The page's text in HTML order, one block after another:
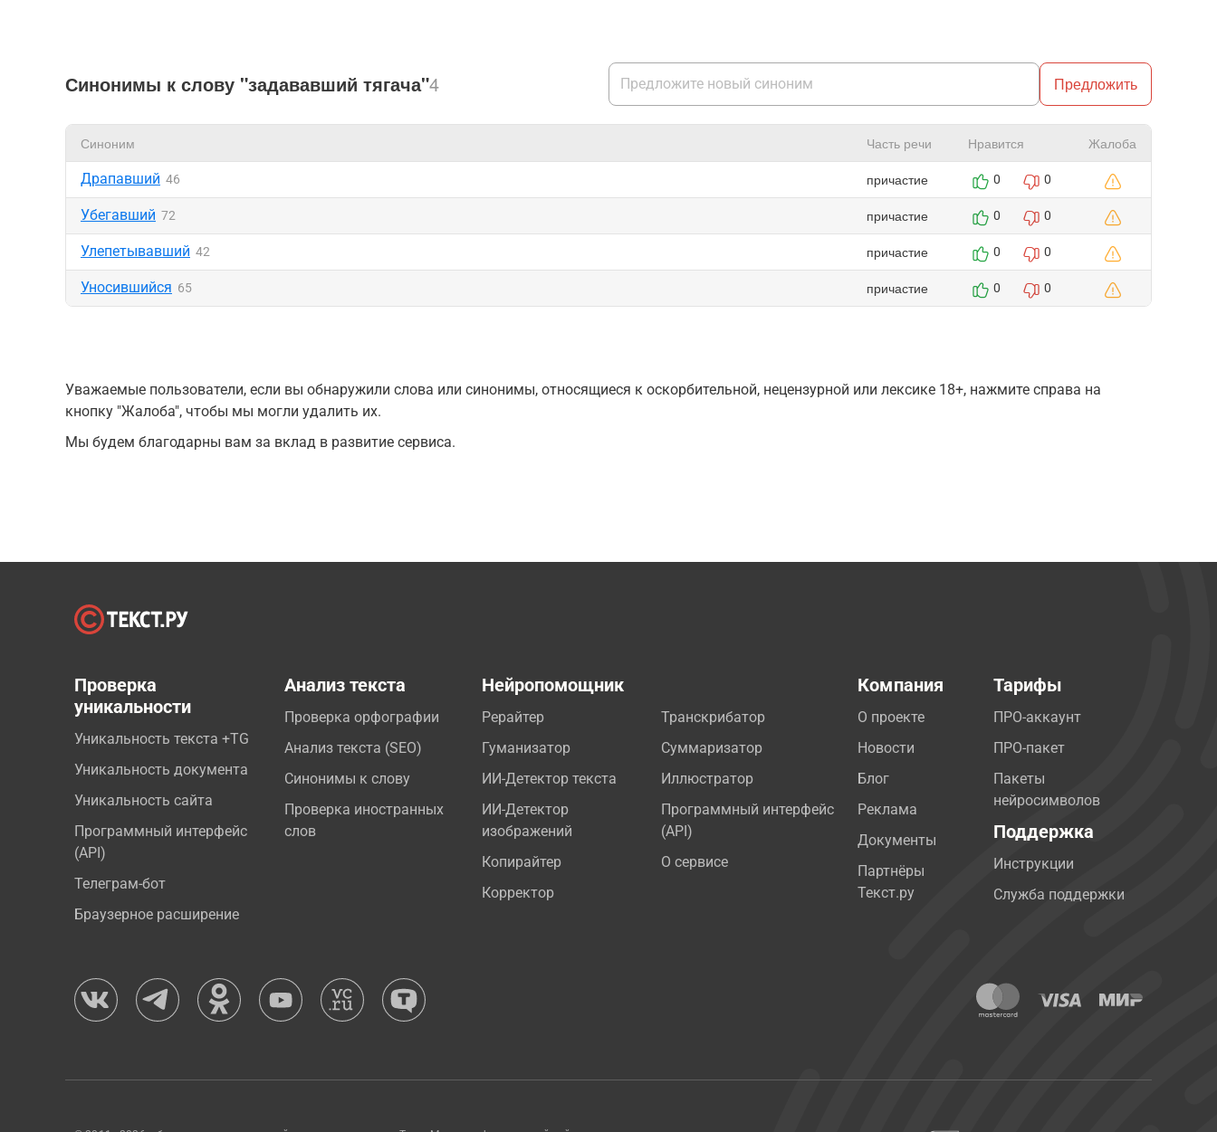
Синонимы к слову "задававший тягача"4 Предложить
Синоним Часть речи Нравится Жалоба
Драпавший 46 причастие 0 0
Убегавший 72 причастие 0 0
Улепетывавший 42 причастие 0 0
Уносившийся 65 причастие 0 0
Уважаемые пользователи, если вы обнаружили слова или синонимы, относящиеся к оскорбительной, нецензурной или лексике 18+, нажмите справа на
кнопку "Жалоба", чтобы мы могли удалить их.
Мы будем благодарны вам за вклад в развитие сервиса.
Проверка
уникальности
Уникальность текста +TG
Уникальность документа
Уникальность сайта
Программный интерфейс
(API)
Телеграм-бот
Браузерное расширение
Анализ текста
Проверка орфографии
Анализ текста (SEO)
Синонимы к слову
Проверка иностранных
слов
Нейропомощник
Рерайтер
Гуманизатор
ИИ-Детектор текста
ИИ-Детектор
изображений
Копирайтер
Корректор
Транскрибатор
Суммаризатор
Иллюстратор
Программный интерфейс
(API)
О сервисе
Компания
О проекте
Новости
Блог
Реклама
Документы
Партнёры
Текст.ру
Тарифы
ПРО-аккаунт
ПРО-пакет
Пакеты
нейросимволов
Поддержка
Инструкции
Служба поддержки